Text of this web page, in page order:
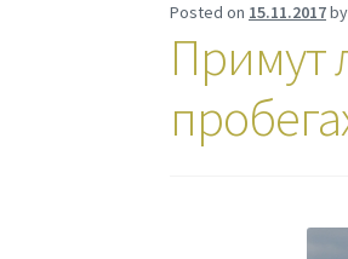
Posted on 15.11.2017by
Примут